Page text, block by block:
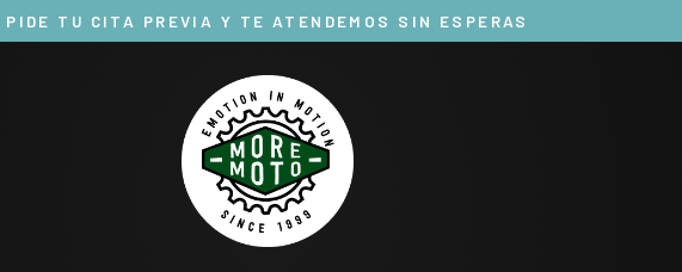
PIDE TU CITA PREVIA Y TE ATENDEMOS SIN ESPERAS